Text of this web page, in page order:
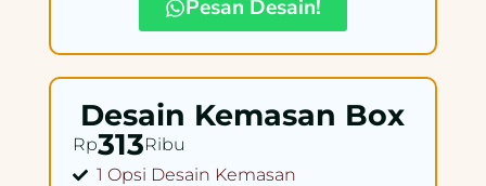
Pesan Desain!
Desain Kemasan Box
Rp313Ribu
1 Opsi Desain Kemasan